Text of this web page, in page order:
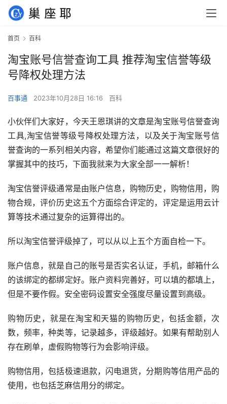
首页 百科
淘宝账号信誉查询工具 推荐淘宝信誉等级
号降权处理方法
百事通 2023年10月28日 16:16 百科
小伙伴们大家好，今天王恩琪讲的文章是淘宝账号信誉查询
工具,淘宝信誉等级号降权处理方法，以及关于淘宝账号信
誉查询的一系列相关内容，希望你们能通过这篇文章很好的
掌握其中的技巧，下面我就来为大家全部一一解析！
淘宝信誉评级通常是由账户信息，购物历史，购物信用，购
物合规，评价历史这五个方面综合评定的，评定是运用云计
算等技术通过复杂的运算得出的。
所以淘宝信誉评级掉了，可以从以上五个方面自检一下。
账户信息，就是自己的账号是否实名认证，手机，邮箱什么
的该绑定的都绑定好。账户资料完善好，可以填的都填上，
但是不要作假。安全密码设置安全强度尽量设置到高级。
购物历史，就是在淘宝和天猫的购物历史，包括金额，次
数，频率，种类等，记录越多，评级越好。如果有帮助别人
存在刷单，虚假购物等行为会影响评级。
购物信用，包括极速退款，闪电退货，分期购等信用产品的
使用，也包括芝麻信用分的绑定。